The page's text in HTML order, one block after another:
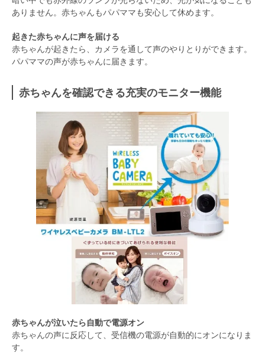
ありません。赤ちゃんもパパママも安心して休めます。
起きた赤ちゃんに声を届ける
赤ちゃんが起きたら、カメラを通して声のやりとりができます。
パパママの声が赤ちゃんに届きます。
赤ちゃんを確認できる充実のモニター機能
赤ちゃんが泣いたら自動で電源オン
赤ちゃんの声に反応して、受信機の電源が自動的にオンになりま
す。